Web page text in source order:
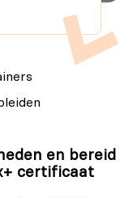
en bereid
certificaat